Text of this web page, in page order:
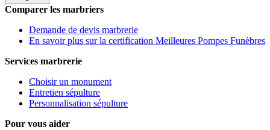
Comparer les marbriers
Demande de devis marbrerie
En savoir plus sur la certification Meilleures Pompes Funèbres
Services marbrerie
Choisir un monument
Entretien sépulture
Personnalisation sépulture
Pour vous aider